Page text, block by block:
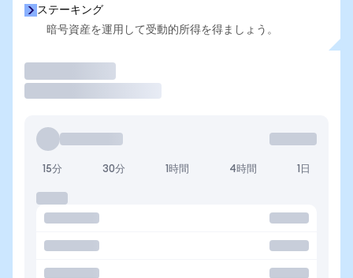
ステーキング
暗号資産を運用して受動的所得を得ましょう。
15分 30分 1時間 4時間 1日